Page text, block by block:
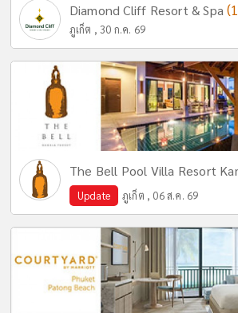
Diamond Cliff Resort & Spa
ภูเก็ต , 30 ก.ค. 69
The Bell Pool Villa Resort
Update ภูเก็ต , 06 ส.ค. 69